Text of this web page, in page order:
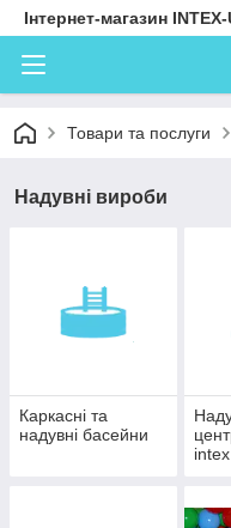
Інтернет-магазин
Товари та послуги
Надувні вироби
Каркасні та
надувні басейни
intex